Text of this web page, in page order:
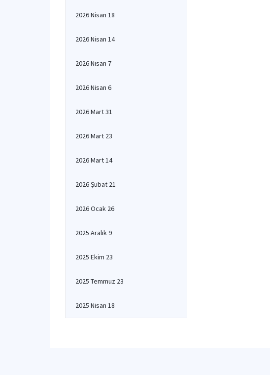
2026 Nisan 18
2026 Nisan 14
2026 Nisan 7
2026 Nisan 6
2026 Mart 31
2026 Mart 23
2026 Mart 14
2026 Şubat 21
2026 Ocak 26
2025 Aralık 9
2025 Ekim 23
2025 Temmuz 23
2025 Nisan 18